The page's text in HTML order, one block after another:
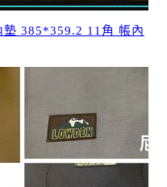
墊 385*359.2 11角 帳內